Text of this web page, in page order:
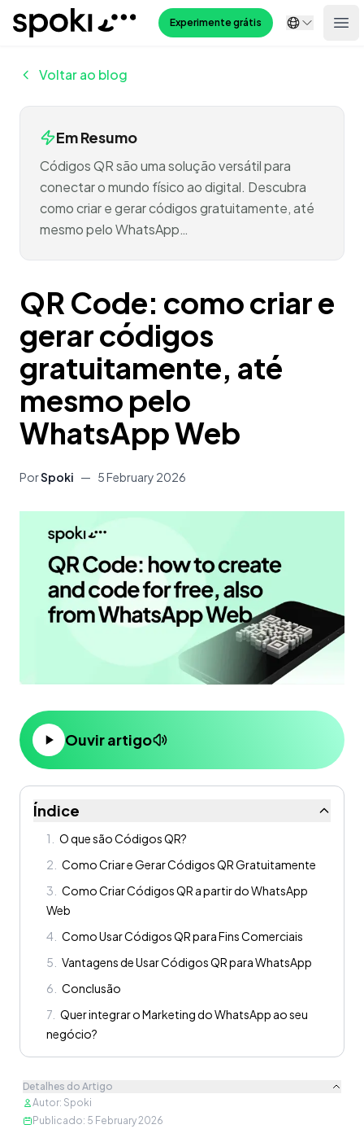
Spoki Experimente grátis
Voltar ao blog
Em Resumo
Códigos QR são uma solução versátil para
conectar o mundo físico ao digital. Descubra
como criar e gerar códigos gratuitamente, até
mesmo pelo WhatsApp…
QR Code: como criar e
gerar códigos
gratuitamente, até
mesmo pelo
WhatsApp Web
PorSpoki — 5 February 2026
Ouvir artigo
Índice
1
O que são Códigos QR?
2
Como Criar e Gerar Códigos QR Gratuitamente
3
Como Criar Códigos QR a partir do WhatsApp
Web
4
Como Usar Códigos QR para Fins Comerciais
5
Vantagens de Usar Códigos QR para WhatsApp
6
Conclusão
7 Quer integrar o Marketing do WhatsApp ao seu
negócio?
Detalhes do Artigo
Autor: Spoki
Publicado: 5 February 2026